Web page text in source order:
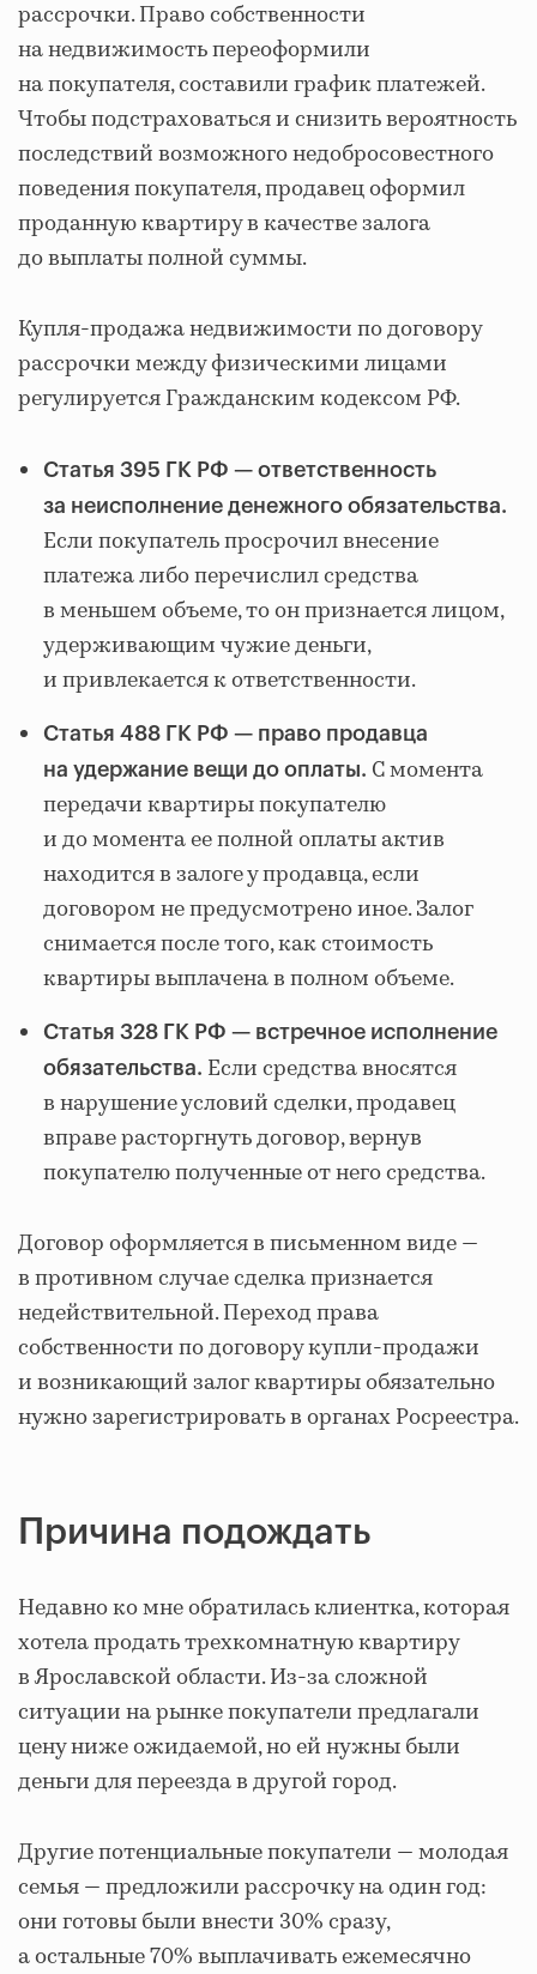
рассрочки. Право собственности
на недвижимость переоформили
на покупателя, составили график платежей.
Чтобы подстраховаться и снизить вероятность
последствий возможного недобросовестного
поведения покупателя, продавец оформил
проданную квартиру в качестве залога
до выплаты полной суммы.
Купля-продажа недвижимости по договору
рассрочки между физическими лицами
регулируется Гражданским кодексом РФ.
Статья 395 ГК РФ — ответственность
за неисполнение денежного обязательства.
Если покупатель просрочил внесение
платежа либо перечислил средства
в меньшем объеме, то он признается лицом,
удерживающим чужие деньги,
и привлекается к ответственности.
Статья 488 ГК РФ — право продавца
на удержание вещи до оплаты. С момента
передачи квартиры покупателю
и до момента ее полной оплаты актив
находится в залоге у продавца, если
договором не предусмотрено иное. Залог
снимается после того, как стоимость
квартиры выплачена в полном объеме.
Статья 328 ГК РФ — встречное исполнение
обязательства. Если средства вносятся
в нарушение условий сделки, продавец
вправе расторгнуть договор, вернув
покупателю полученные от него средства.
Договор оформляется в письменном виде —
в противном случае сделка признается
недействительной. Переход права
собственности по договору купли-продажи
и возникающий залог квартиры обязательно
нужно зарегистрировать в органах Росреестра.
Причина подождать
Недавно ко мне обратилась клиентка, которая
хотела продать трехкомнатную квартиру
в Ярославской области. Из-за сложной
ситуации на рынке покупатели предлагали
цену ниже ожидаемой, но ей нужны были
деньги для переезда в другой город.
Другие потенциальные покупатели — молодая
семья — предложили рассрочку на один год:
они готовы были внести 30% сразу,
а остальные 70% выплачивать ежемесячно